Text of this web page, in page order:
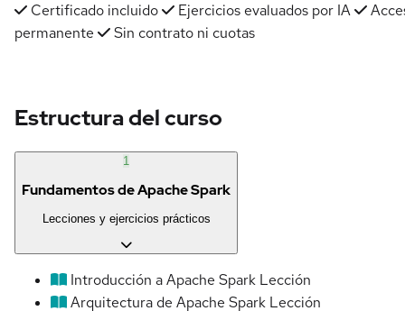
Certificado incluido
Ejercicios evaluados por IA
permanente
Sin contrato ni cuotas
Estructura del curso
1
Fundamentos de Apache Spark
Lecciones y ejercicios prácticos
Introducción a Apache Spark Lección
Arquitectura de Apache Spark Lección